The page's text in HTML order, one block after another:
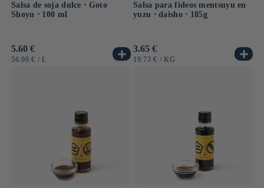
Salsa de soja dulce ⋅ Goto
Shoyu ⋅ 100 ml
Precio
habitual
5.60 €
PRECIO
56.00 € / POR
L
Salsa para fideos mentsuyu en
yuzu ⋅ daisho ⋅ 185g
Precio
habitual
3.65 €
PRECIO
19.73 € / POR
KG